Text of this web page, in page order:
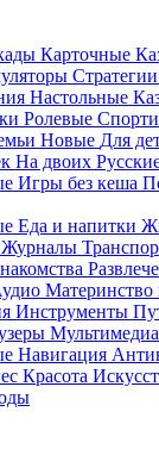
Карточные
Стратегии
Настольные
Ролевые
Новые Для
На двоих
Игры без кеша
Еда и напитки
Журналы
Материнство
Инструменты
Мультимедиа
Навигация
Красота